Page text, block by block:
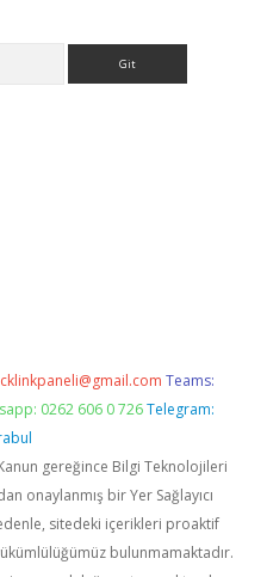
Teams:
0262 606 0 726 Telegram:
Kanun gereğince Bilgi Teknolojileri
onaylanmış bir Yer Sağlayıcı
sitedeki içerikleri proaktif
bulunmamaktadır.